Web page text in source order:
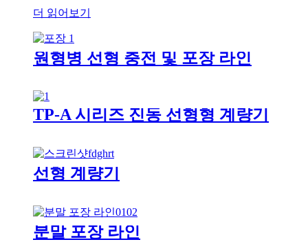
더 읽어보기
원형병 선형 충전 및 포장 라인
TP-A 시리즈 진동 선형형 계량기
선형 계량기
분말 포장 라인